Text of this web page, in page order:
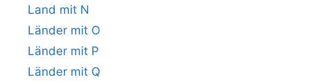
Land mit N
Länder mit O
Länder mit P
Länder mit Q